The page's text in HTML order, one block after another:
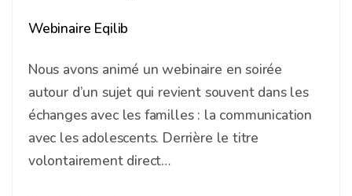
Webinaire Eqilib
Nous avons animé un webinaire en soirée
autour d’un sujet qui revient souvent dans les
échanges avec les familles : la communication
avec les adolescents. Derrière le titre
volontairement direct…